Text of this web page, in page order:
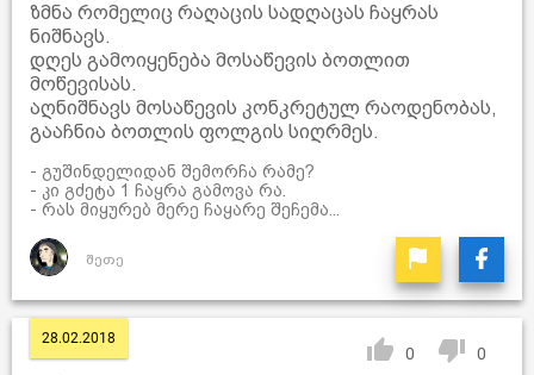
ზმნა რომელიც რაღაცის სადღაცას ჩაყრას
ნიშნავს.
დღეს გამოიყენება მოსაწევის ბოთლით
მოწევისას.
აღნიშნავს მოსაწევის კონკრეტულ რაოდენობას,
გააჩნია ბოთლის ფოლგის სიღრმეს.
- გუშინდელიდან შემორჩა რამე?
- კი გძეტა 1 ჩაყრა გამოვა რა.
- რას მიყურებ მერე ჩაყარე შეჩემა...
შეთე
28.02.2018
0 0